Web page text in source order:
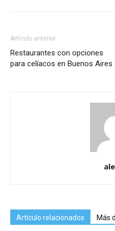
Artículo anterior
Restaurantes con opciones
para celíacos en Buenos Aires
Artículo relacionados Más